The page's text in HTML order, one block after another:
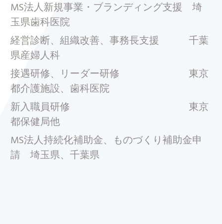
MS法人新規事業・ブランディング支援 埼
玉県歯科医院
経営診断、組織改善、事務長支援 千葉
県産婦人科
接遇研修、リーダー研修 東京
都介護施設、歯科医院
新入職員研修 東京
都保健局他
MS法人持続化補助金、ものづくり補助金申
請 埼玉県、千葉県